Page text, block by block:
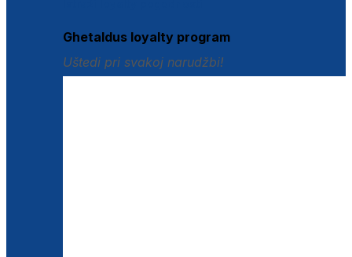
Ghetaldus loyalty program
Uštedi pri svakoj narudžbi!